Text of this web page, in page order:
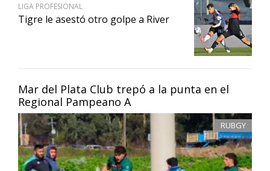
Mar del Plata Club trepó a la punta en el
Regional Pampeano A
RUBGY
LIGA PROFESIONAL
Tigre le asestó otro golpe a River